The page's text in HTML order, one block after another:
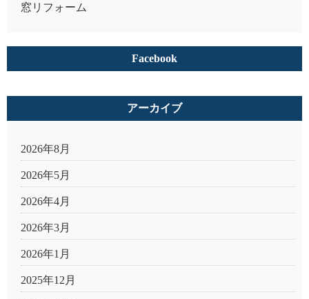
窓リフォーム
Facebook
アーカイブ
2026年8月
2026年5月
2026年4月
2026年3月
2026年1月
2025年12月